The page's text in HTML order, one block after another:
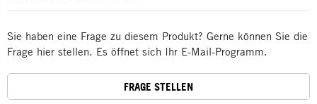
Sie haben eine Frage zu diesem Produkt? Gerne können Sie die
Frage hier stellen. Es öffnet sich Ihr E-Mail-Programm.
FRAGE STELLEN